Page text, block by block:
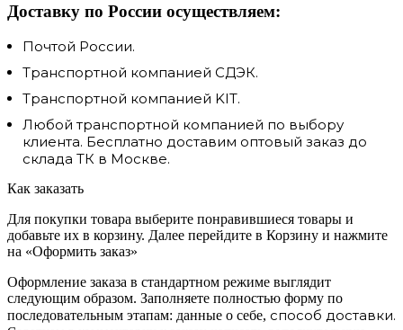
Доставку по России осуществляем:
Почтой России.
Транспортной компанией СДЭК.
Транспортной компанией KIT.
Любой транспортной компанией по выбору
клиента. Бесплатно доставим оптовый заказ до
склада ТК в Москве.
Как заказать
Для покупки товара выберите понравившиеся товары и
добавьте их в корзину. Далее перейдите в Корзину и нажмите
на «Оформить заказ»
Оформление заказа в стандартном режиме выглядит
следующим образом. Заполняете полностью форму по
последовательным этапам: данные о себе, способ доставки.